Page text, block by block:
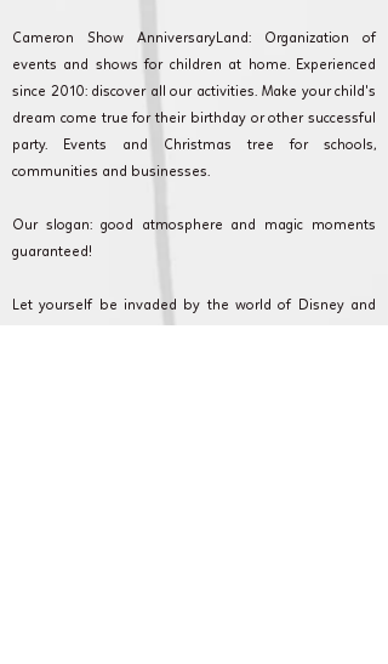
Cameron Show AnniversaryLand: Organization of
events and shows for children at home. Experienced
since 2010: discover all our activities. Make your child's
dream come true for their birthday or other successful
party. Events and Christmas tree for schools,
communities and businesses.
Our slogan: good atmosphere and magic moments
guaranteed!
Let yourself be invaded by the world of Disney and